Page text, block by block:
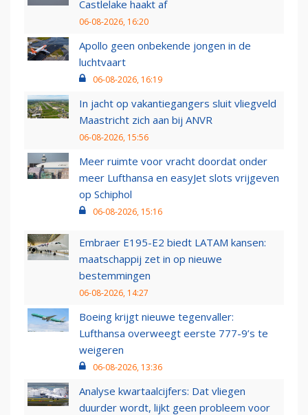
Castlelake haakt af
06-08-2026, 16:20
Apollo geen onbekende jongen in de
luchtvaart
06-08-2026, 16:19
In jacht op vakantiegangers sluit vliegveld
Maastricht zich aan bij ANVR
06-08-2026, 15:56
Meer ruimte voor vracht doordat onder
meer Lufthansa en easyJet slots vrijgeven
op Schiphol
06-08-2026, 15:16
Embraer E195-E2 biedt LATAM kansen:
maatschappij zet in op nieuwe
bestemmingen
06-08-2026, 14:27
Boeing krijgt nieuwe tegenvaller:
Lufthansa overweegt eerste 777-9’s te
weigeren
06-08-2026, 13:36
Analyse kwartaalcijfers: Dat vliegen
duurder wordt, lijkt geen probleem voor